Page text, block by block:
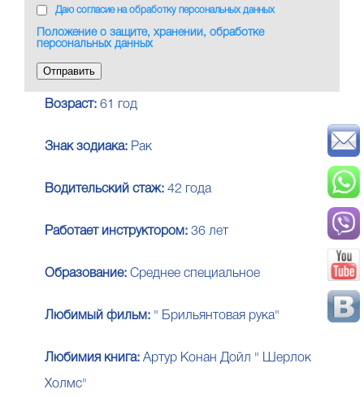
Даю согласие на обработку персональных данных
Положение о защите, хранении, обработке
персональных данных
Отправить
Возраст: 61 год
Знак зодиака: Рак
Водительский стаж: 42 годa
Работает инструктором: 36 лет
Образование: Среднее специальное
Любимый фильм: " Брильянтовая рука"
Любимия книга: Артур Конан Дойл " Шерлок
Холмс"